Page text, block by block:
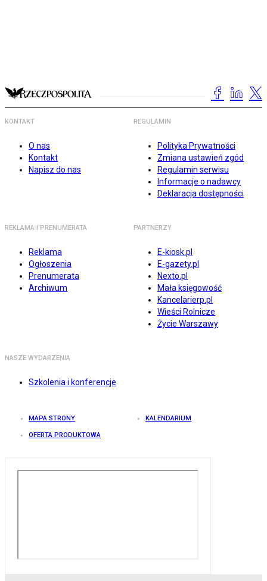
KONTAKT
O nas
Kontakt
Napisz do nas
REGULAMIN
Polityka Prywatności
Zmiana ustawień zgód
Regulamin serwisu
Informacje o nadawcy
Deklaracja dostępności
REKLAMA I PRENUMERATA
Reklama
Ogłoszenia
Prenumerata
Archiwum
PARTNERZY
E-kiosk.pl
E-gazety.pl
Nexto.pl
Mała księgowość
Kancelarierp.pl
Wieści Rolnicze
Życie Warszawy
NASZE WYDARZENIA
Szkolenia i konferencje
MAPA STRONY KALENDARIUM
OFERTA PRODUKTOWA